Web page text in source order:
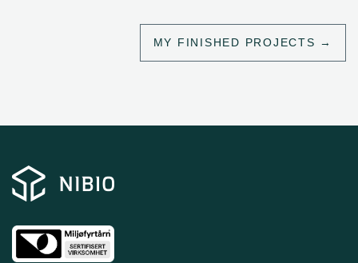
MY FINISHED PROJECTS